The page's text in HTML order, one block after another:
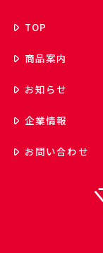
TOP
商品案内
お知らせ
企業情報
お問い合わせ